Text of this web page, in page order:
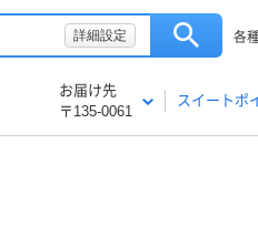
詳細設定 各
お届け先
〒135-0061
スイートポ